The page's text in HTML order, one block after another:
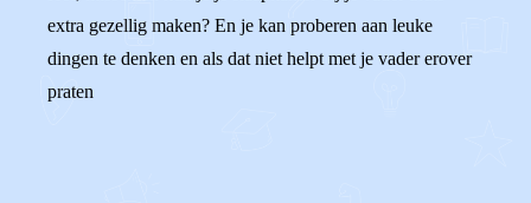
extra gezellig maken? En je kan proberen aan leuke
dingen te denken en als dat niet helpt met je vader erover
praten